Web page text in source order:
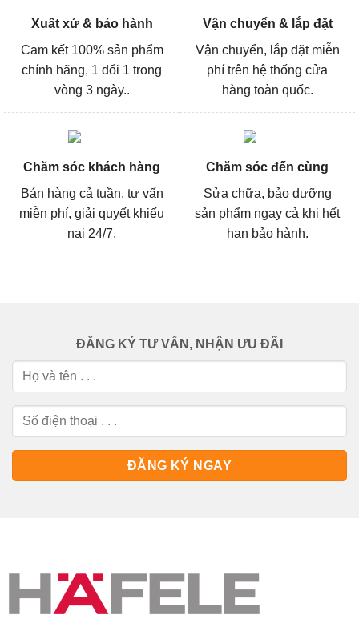
Xuất xứ & bảo hành
Cam kết 100% sản phẩm
chính hãng, 1 đổi 1 trong
vòng 3 ngày..
Vận chuyển & lắp đặt
Vận chuyển, lắp đặt miễn
phí trên hệ thống cửa
hàng toàn quốc.
Chăm sóc khách hàng
Bán hàng cả tuần, tư vấn
miễn phí, giải quyết khiếu
nại 24/7.
Chăm sóc đến cùng
Sửa chữa, bảo dưỡng
sản phẩm ngay cả khi hết
hạn bảo hành.
ĐĂNG KÝ TƯ VẤN, NHẬN ƯU ĐÃI